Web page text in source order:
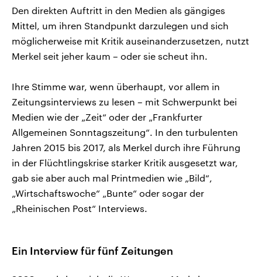
Den direkten Auftritt in den Medien als gängiges
Mittel, um ihren Standpunkt darzulegen und sich
möglicherweise mit Kritik auseinanderzusetzen, nutzt
Merkel seit jeher kaum – oder sie scheut ihn.
Ihre Stimme war, wenn überhaupt, vor allem in
Zeitungsinterviews zu lesen – mit Schwerpunkt bei
Medien wie der „Zeit“ oder der „Frankfurter
Allgemeinen Sonntagszeitung“. In den turbulenten
Jahren 2015 bis 2017, als Merkel durch ihre Führung
in der Flüchtlingskrise starker Kritik ausgesetzt war,
gab sie aber auch mal Printmedien wie „Bild“,
„Wirtschaftswoche“ „Bunte“ oder sogar der
„Rheinischen Post“ Interviews.
Ein Interview für fünf Zeitungen